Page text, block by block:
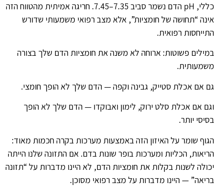
כללי, pH הדם נשמר סביב 7.35–7.45. חריגה אמיתית מהטווח הזה
אינה “תחושה של חומציות”, אלא מצב רפואי משמעותי שדורש
התייחסות רפואית.
במילים פשוטות: ארוחה לא משנה את חומציות הדם שלך בצורה
משמעותית.
גם אם אכלת סטייק, גבינה וקפה — הדם שלך לא הופך חומצי.
וגם אם אכלת סלט ירוק, לימון ואבוקדו — הדם שלך לא הופך
בסיסי יותר.
הגוף שומר על האיזון הזה באמצעות מערכות בקרה חכמות מאוד:
הריאות, הכליות ומערכות בופר שונות בדם. אם התזונה שלנו הייתה
יכולה לשנות בקלות את חומציות הדם, לא היינו מדברות על “תזונה
בריאה” — היינו מדברות על מצב רפואי מסוכן.